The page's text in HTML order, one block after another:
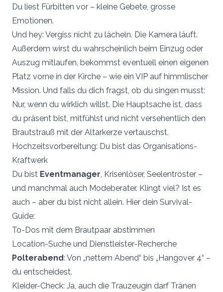
Du liest Fürbitten vor – kleine Gebete, grosse
Emotionen.
Und hey: Vergiss nicht zu lächeln. Die Kamera läuft.
Außerdem wirst du wahrscheinlich beim Einzug oder
Auszug mitlaufen, bekommst eventuell einen eigenen
Platz vorne in der Kirche – wie ein VIP auf himmlischer
Mission. Und falls du dich fragst, ob du singen musst:
Nur, wenn du wirklich willst. Die Hauptsache ist, dass
du präsent bist, mitfühlst und nicht versehentlich den
Brautstrauß mit der Altarkerze vertauschst.
Hochzeitsvorbereitung: Du bist das Organisations-
Kraftwerk
Du bist Eventmanager, Krisenlöser, Seelentröster –
und manchmal auch Modeberater. Klingt viel? Ist es
auch – aber du bist nicht allein. Hier dein Survival-
Guide:
To-Dos mit dem Brautpaar abstimmen
Location-Suche und Dienstleister-Recherche
Polterabend: Von „nettem Abend“ bis „Hangover 4“ –
du entscheidest.
Kleider-Check: Ja, auch die Trauzeugin darf Tränen